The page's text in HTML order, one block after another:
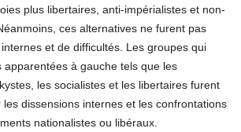
plus libertaires, anti-impérialistes et non-
ces alternatives ne furent pas
et de difficultés. Les groupes qui
apparentées à gauche tels que les
les socialistes et les libertaires furent
les dissensions internes et les confrontations
nationalistes ou libéraux.